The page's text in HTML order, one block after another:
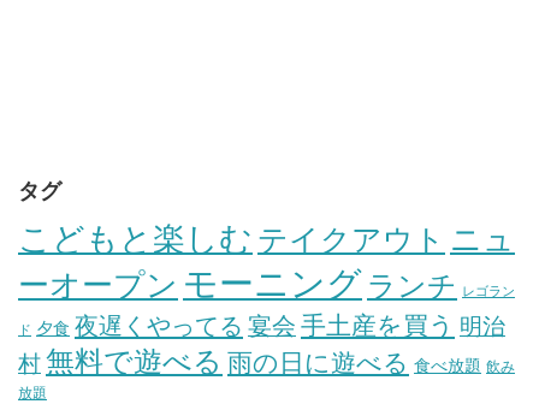
タグ
こどもと楽しむ テイクアウト ニュ
ーオープン モーニング ランチ レゴラン
ド 夕食 夜遅くやってる 宴会 手土産を買う 明治
村無料で遊べる 雨の日に遊べる 食べ放題 飲み
放題